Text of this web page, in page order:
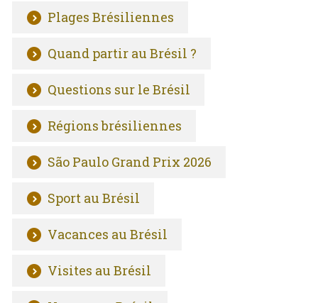
Plages Brésiliennes
Quand partir au Brésil ?
Questions sur le Brésil
Régions brésiliennes
São Paulo Grand Prix 2026
Sport au Brésil
Vacances au Brésil
Visites au Brésil